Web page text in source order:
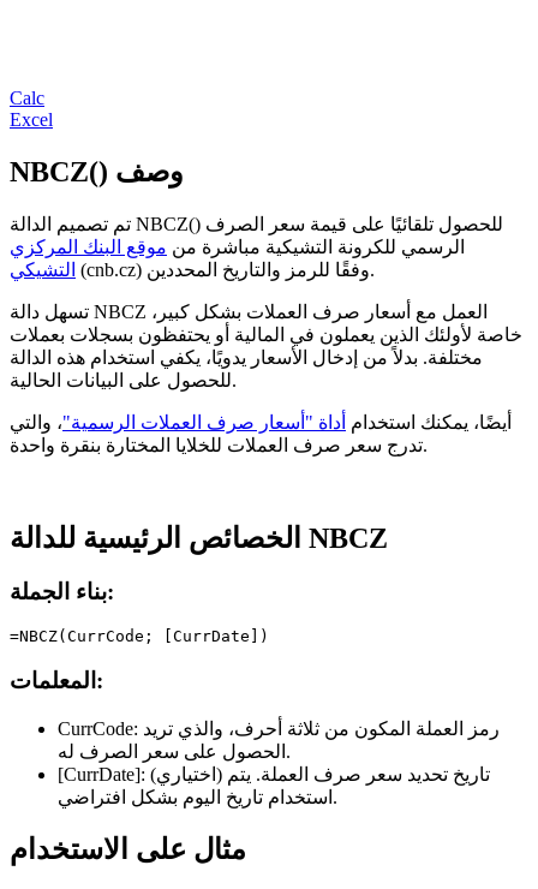
Calc
Excel
NBCZ() وصف
تم تصميم الدالة NBCZ() للحصول تلقائيًا على قيمة سعر الصرف
الرسمي للكرونة التشيكية مباشرة من موقع البنك المركزي
التشيكي
(cnb.cz) وفقًا للرمز والتاريخ المحددين.
تسهل دالة NBCZ العمل مع أسعار صرف العملات بشكل كبير،
خاصة لأولئك الذين يعملون في المالية أو يحتفظون بسجلات بعملات
مختلفة. بدلاً من إدخال الأسعار يدويًا، يكفي استخدام هذه الدالة
للحصول على البيانات الحالية.
أيضًا، يمكنك استخدام أداة "أسعار صرف العملات الرسمية"، والتي
تدرج سعر صرف العملات للخلايا المختارة بنقرة واحدة.
الخصائص الرئيسية للدالة NBCZ
بناء الجملة:
=NBCZ(CurrCode; [CurrDate])
المعلمات:
CurrCode:
الحصول على سعر الصرف له.
[CurrDate]: (اختياري) تاريخ تحديد سعر صرف العملة. يتم
استخدام تاريخ اليوم بشكل افتراضي.
مثال على الاستخدام